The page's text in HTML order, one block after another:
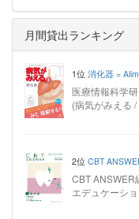
月間貸出ランキング
1位 消化器 =
医療情報科学
(病気がみえる
2位 CBT
CBT ANSWER
エデュケーシ